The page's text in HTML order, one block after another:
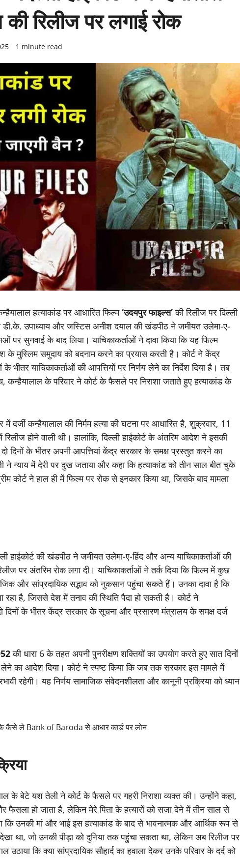
रिलीज पर लगाई रोक
1 minute read
हत्याकांड पर आधारित फिल्म‘उदयपुर फाइल्स’की रिलीज पर दिल्ली
डी.के. उपाध्याय और जस्टिस अनीश दयाल की खंडपीठ ने जमीयत उलेमा-ए-
पर सुनवाई के बाद लिया। याचिकाकर्ताओं ने दावा किया कि यह फिल्म
के मुस्लिम समुदाय को बदनाम करने का प्रयास करती है। कोर्ट ने केंद्र
भीतर याचिकाकर्ताओं की आपत्तियों पर निर्णय लेने का निर्देश दिया है। तब
कन्हैयालाल के परिवार ने कोर्ट के फैसले पर निराशा जताते हुए हत्याकांड के
कन्हैयालाल की निर्मम हत्या की घटना पर आधारित है, शुक्रवार, 11
होने वाली थी। हालांकि, दिल्ली हाईकोर्ट के अंतरिम आदेश ने इसकी
दो दिनों के भीतर अपनी आपत्तियां केंद्र सरकार के समक्ष प्रस्तुत करने का
न्याय में देरी पर दुख जताया और कहा कि हत्याकांड को तीन साल बीत चुके
कोर्ट ने हाल ही में फिल्म पर रोक से इनकार किया था, जिसके बाद मामला
हाईकोर्ट की खंडपीठ ने जमीयत उलेमा-ए-हिंद और अन्य याचिकाकर्ताओं की
पर अंतरिम रोक लगा दी। याचिकाकर्ताओं ने तर्क दिया कि फिल्म में कुछ
और सांप्रदायिक सद्भाव को नुकसान पहुंचा सकते हैं। उनका दावा है कि
रहा है, जिससे देश में तनाव की स्थिति पैदा हो सकती है। कोर्ट ने
दिनों के भीतर केंद्र सरकार के सूचना और प्रसारण मंत्रालय के समक्ष दर्ज
की धारा 6 के तहत अपनी पुनरीक्षण शक्तियों का उपयोग करते हुए सात दिनों
लेने का आदेश दिया। कोर्ट ने स्पष्ट किया कि जब तक सरकार इस मामले में
रहेगी। यह निर्णय सामाजिक संवेदनशीलता और कानूनी प्रक्रिया को ध्यान
कैसे ले Bank of Baroda से आधार कार्ड पर लोन
के बेटे यश तेली ने कोर्ट के फैसले पर गहरी निराशा व्यक्त की। उन्होंने कहा,
फैसला हो जाता है, लेकिन मेरे पिता के हत्यारों को सजा देने में तीन साल से
कि उनकी मां और भाई इस हत्याकांड के बाद से भावनात्मक और आर्थिक रूप से
था, जो उनकी पीड़ा को दुनिया तक पहुंचा सकता था, लेकिन अब रिलीज पर
कि क्या सांप्रदायिक सौहार्द का हवाला देकर उनके परिवार के दर्द को